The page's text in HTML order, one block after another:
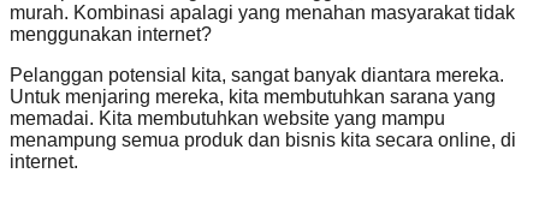
murah. Kombinasi apalagi yang menahan masyarakat tidak
menggunakan internet?
Pelanggan potensial kita, sangat banyak diantara mereka.
Untuk menjaring mereka, kita membutuhkan sarana yang
memadai. Kita membutuhkan website yang mampu
menampung semua produk dan bisnis kita secara online, di
internet.